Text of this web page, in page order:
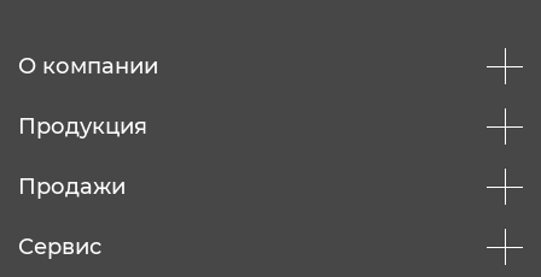
О компании
Продукция
Продажи
Сервис